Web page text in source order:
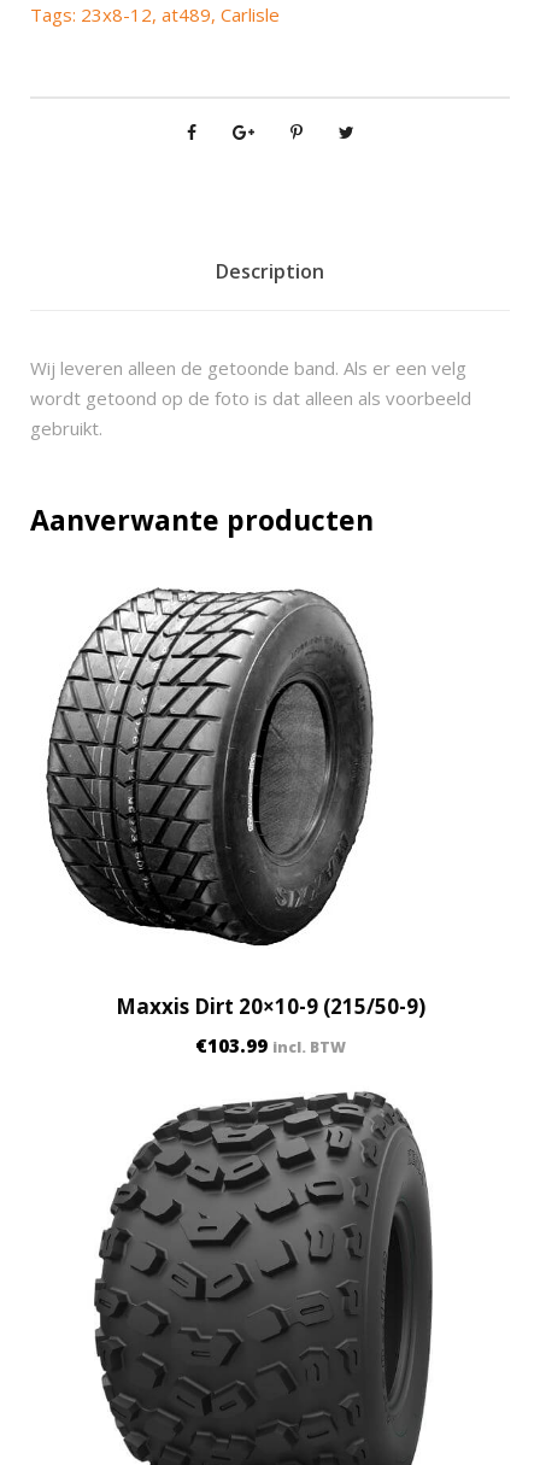
s
8
u
Tags: 23x8-12, at489, Carlisle
Description
Wij leveren alleen de getoonde band. Als er een velg
wordt getoond op de foto is dat alleen als voorbeeld
gebruikt.
Aanverwante producten
Maxxis Dirt 20×10-9 (215/50-9)
€103.99 incl. BTW